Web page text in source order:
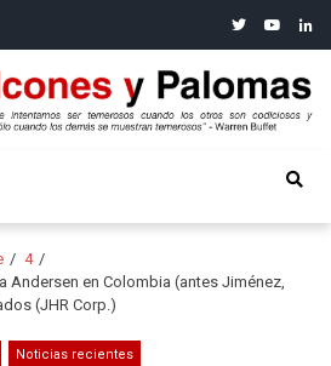
twitteryoutube
y Palomas
4
Andersen en Colombia (antes Jiménez,
(JHR Corp.)
Noticias recientes